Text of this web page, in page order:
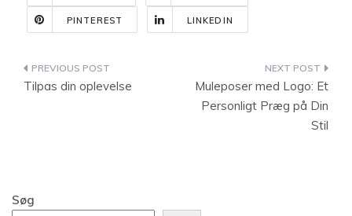
PINTEREST LINKEDIN
Indlægsnavigation
Tilpas din oplevelse
Muleposer med Logo: Et
Personligt Præg på Din
Stil
Søg